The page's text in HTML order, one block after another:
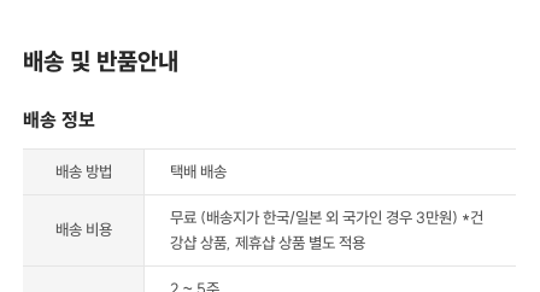
배송 및 반품안내
배송 정보
배송 방법 택배 배송
배송 비용
무료 (배송지가 한국/일본 외 국가인 경우 3만원) *건
강샵 상품, 제휴샵 상품 별도 적용